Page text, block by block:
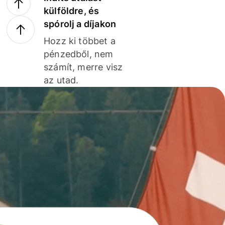
külföldre, és
spórolj a díjakon
Hozz ki többet a
pénzedből, nem
számít, merre visz
az utad.